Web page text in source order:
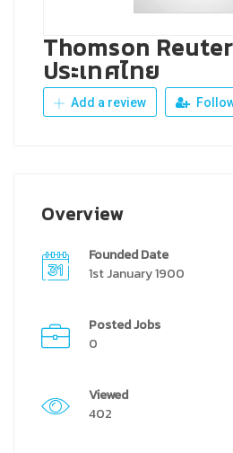
Thomson
ประเทศไทย
Add a review
Overview
Founded Date
1st January 1900
Posted Jobs
0
Viewed
402